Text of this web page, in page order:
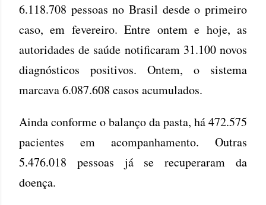
6.118.708 pessoas no Brasil desde o primeiro
caso, em fevereiro. Entre ontem e hoje, as
autoridades de saúde notificaram 31.100 novos
diagnósticos positivos. Ontem, o sistema
marcava 6.087.608 casos acumulados.
Ainda conforme o balanço da pasta, há 472.575
pacientes em acompanhamento. Outras
5.476.018 pessoas já se recuperaram da
doença.